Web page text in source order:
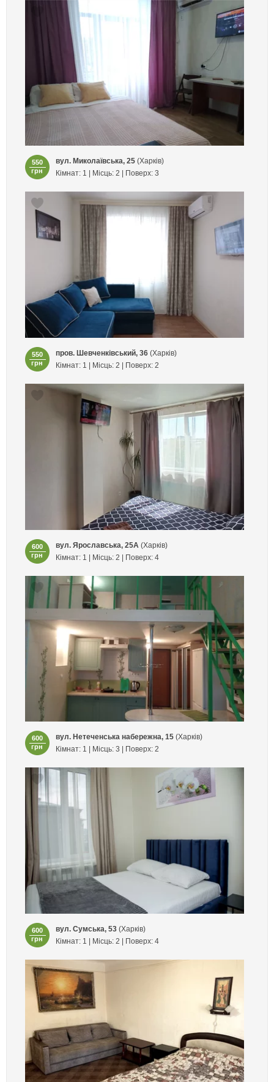
550
грн
вул. Миколаївська, 25(Харків)
Кімнат: 1 | Місць: 2 | Поверх: 3
550
грн
пров. Шевченківський, 36(Харків)
Кімнат: 1 | Місць: 2 | Поверх: 2
600
грн
вул. Ярославська, 25А (Харків)
Кімнат: 1 | Місць: 2 | Поверх: 4
600
грн
вул. Нетеченська набережна, 15(Харків)
Кімнат: 1 | Місць: 3 | Поверх: 2
600
грн
вул. Сумська, 53(Харків)
Кімнат: 1 | Місць: 2 | Поверх: 4